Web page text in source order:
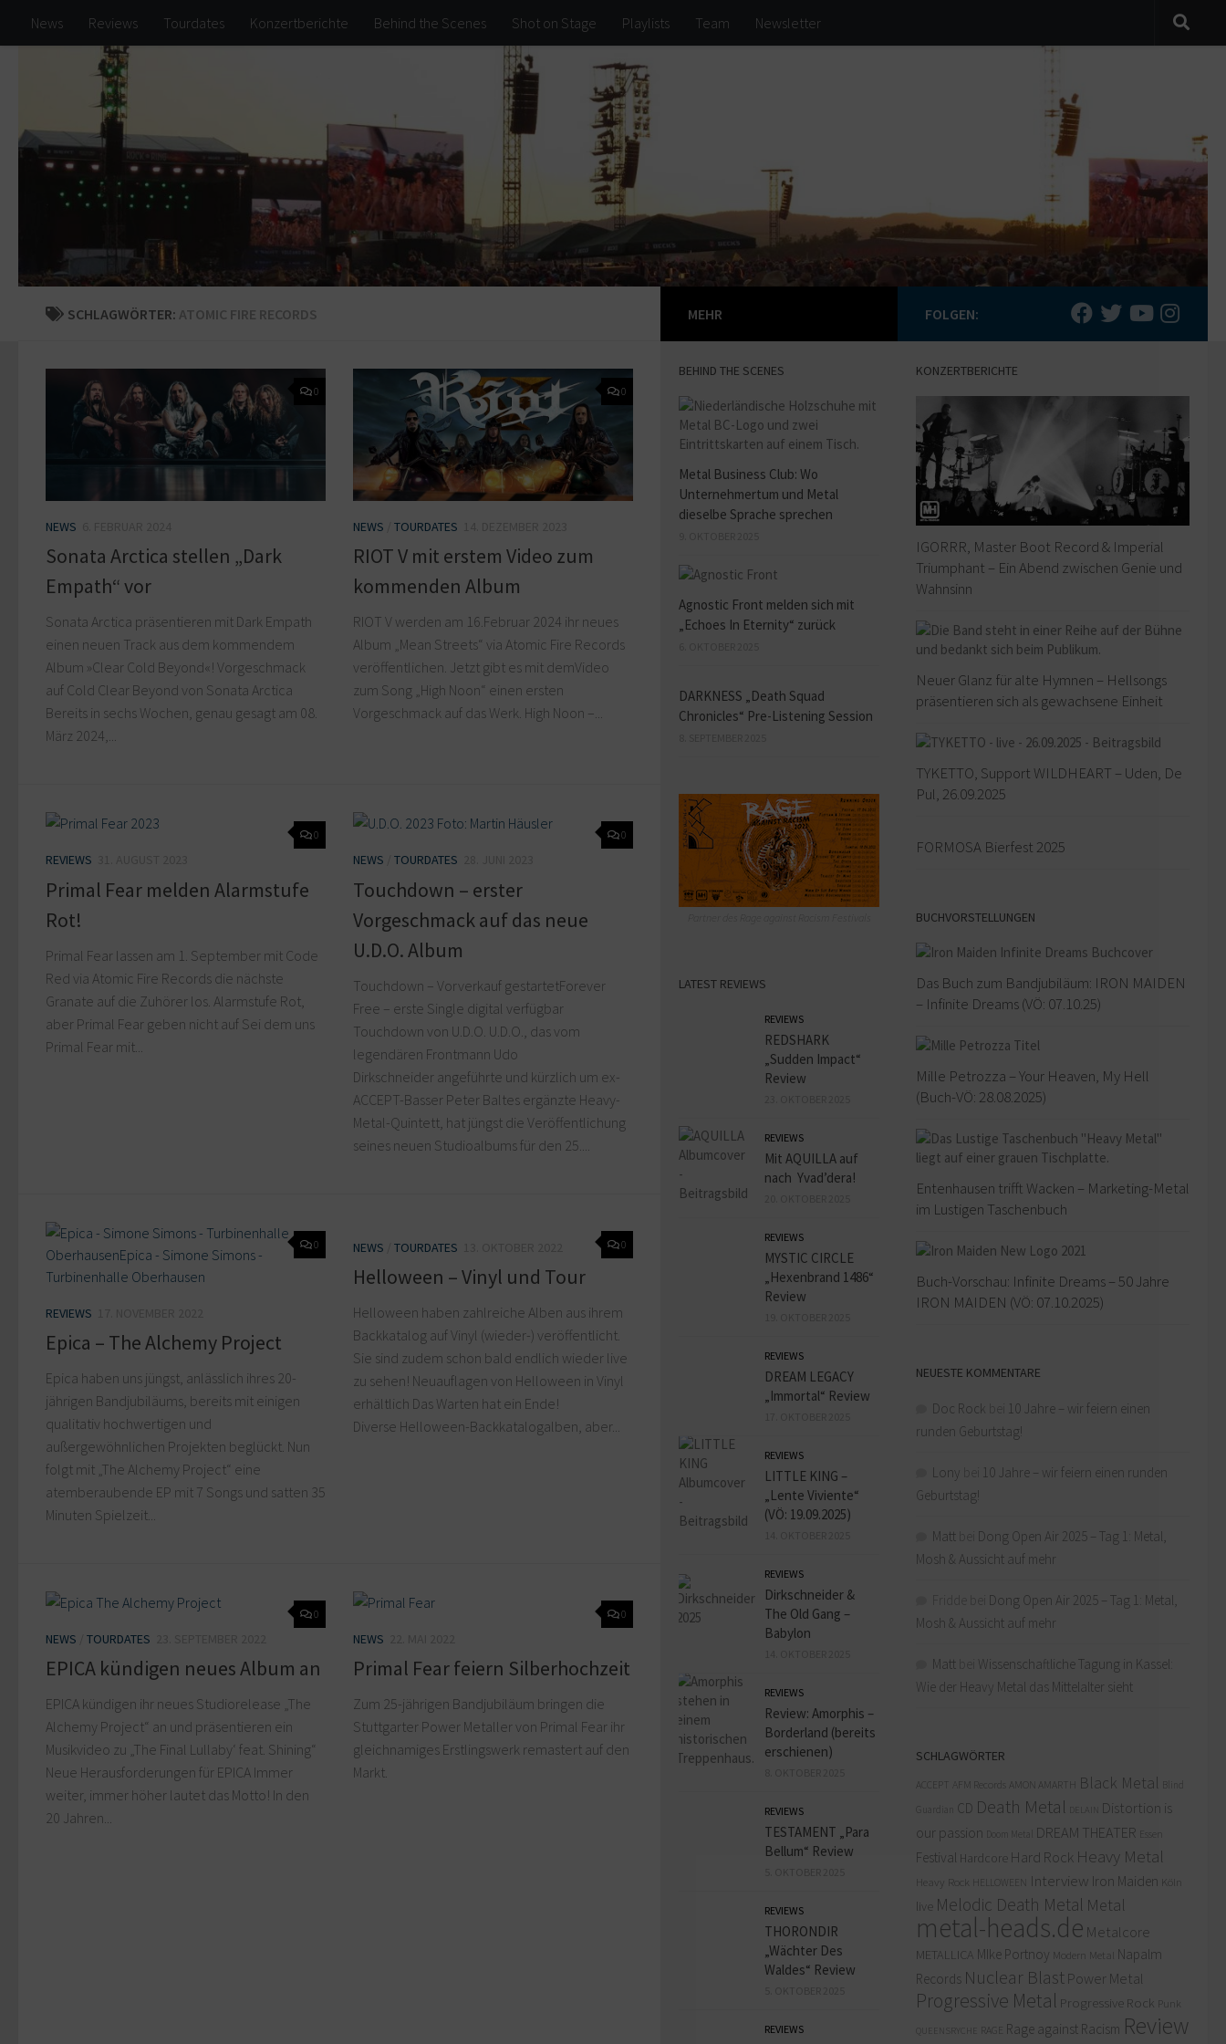
Zum Inhalt springen
News Reviews Tourdates Konzertberichte Behind the Scenes Shot on Stage Playlists Team Newsletter
SCHLAGWÖRTER: ATOMIC FIRE RECORDS
0
NEWS
Sonata Arctica stellen „Dark
Empath“ vor
Sonata Arctica präsentieren mit Dark Empath
einen neuen Track aus dem kommendem
Album »Clear Cold Beyond«! Vorgeschmack
auf Cold Clear Beyond von Sonata Arctica
Bereits in sechs Wochen, genau gesagt am 08.
März 2024,...
0
NEWS TOURDATES
RIOT V mit erstem Video zum
kommenden Album
RIOT V werden am 16.Februar 2024 ihr neues
Album „Mean Streets“ via Atomic Fire Records
veröffentlichen. Jetzt gibt es mit demVideo
zum Song „High Noon“ einen ersten
Vorgeschmack auf das Werk. High Noon –...
0
REVIEWS
Primal Fear melden Alarmstufe
Rot!
Primal Fear lassen am 1. September mit Code
Red via Atomic Fire Records die nächste
Granate auf die Zuhörer los. Alarmstufe Rot,
aber Primal Fear geben nicht auf Sei dem uns
Primal Fear mit...
0
NEWS TOURDATES
Touchdown – erster
Vorgeschmack auf das neue
U.D.O. Album
Touchdown – Vorverkauf gestartetForever
Free – erste Single digital verfügbar
Touchdown von U.D.O. U.D.O., das vom
legendären Frontmann Udo
Dirkschneider angeführte und kürzlich um ex-
ACCEPT-Basser Peter Baltes ergänzte Heavy-
Metal-Quintett, hat jüngst die Veröffentlichung
seines neuen Studioalbums für den 25....
0
REVIEWS
Epica – The Alchemy Project
Epica haben uns jüngst, anlässlich ihres 20-
jährigen Bandjubiläums, bereits mit einigen
qualitativ hochwertigen und
außergewöhnlichen Projekten beglückt. Nun
folgt mit „The Alchemy Project“ eine
atemberaubende EP mit 7 Songs und satten 35
Minuten Spielzeit...
0
NEWS TOURDATES
Helloween – Vinyl und Tour
Helloween haben zahlreiche Alben aus ihrem
Backkatalog auf Vinyl (wieder-) veröffentlicht.
Sie sind zudem schon bald endlich wieder live
zu sehen! Neuauflagen von Helloween in Vinyl
erhältlich Das Warten hat ein Ende!
Diverse Helloween-Backkatalogalben, aber...
0
NEWS TOURDATES
EPICA kündigen neues Album an
EPICA kündigen ihr neues Studiorelease „The
Alchemy Project“ an und präsentieren ein
Musikvideo zu „The Final Lullaby‘ feat. Shining“
Neue Herausforderungen für EPICA Immer
weiter, immer höher lautet das Motto! In den
20 Jahren...
0
NEWS
Primal Fear feiern Silberhochzeit
Zum 25-jährigen Bandjubiläum bringen die
Stuttgarter Power Metaller von Primal Fear ihr
gleichnamiges Erstlingswerk remastert auf den
Markt.
FOLGEN:
KONZERTBERICHTE
IGORRR, Master Boot Record & Imperial
Triumphant – Ein Abend zwischen Genie und
Wahnsinn
Neuer Glanz für alte Hymnen – Hellsongs
präsentieren sich als gewachsene Einheit
TYKETTO, Support WILDHEART – Uden, De
Pul, 26.09.2025
FORMOSA Bierfest 2025
BUCHVORSTELLUNGEN
Das Buch zum Bandjubiläum: IRON MAIDEN
– Infinite Dreams (VÖ: 07.10.25)
Mille Petrozza – Your Heaven, My Hell
(Buch-VÖ: 28.08.2025)
Entenhausen trifft Wacken – Marketing-Metal
im Lustigen Taschenbuch
Buch-Vorschau: Infinite Dreams – 50 Jahre
IRON MAIDEN (VÖ: 07.10.2025)
NEUESTE KOMMENTARE
Doc Rock
10 Jahre – wir feiern einen
runden Geburtstag!
Lony
10 Jahre – wir feiern einen runden
Geburtstag!
Matt
Dong Open Air 2025 – Tag 1: Metal,
Mosh & Aussicht auf mehr
Dong Open Air 2025 – Tag 1: Metal,
Mosh & Aussicht auf mehr
Matt
Wissenschaftliche Tagung in Kassel:
Wie der Heavy Metal das Mittelalter sieht
SCHLAGWÖRTER
ACCEPT AFM Records AMON AMARTH Black Metal
Blind
CD Death Metal
Distortion is
our passion
Doom Metal DREAM THEATER
Festival Hardcore Hard Rock Heavy Metal
Heavy Rock HELLOWEEN Interview Iron Maiden Köln
live Melodic Death Metal Metal
metal-heads.de Metalcore
METALLICA MIke Portnoy Modern Metal Napalm
Records Nuclear Blast Power Metal
Progressive Metal Progressive Rock Punk
QUEENSRYCHE RAGE Rage against Racism Review
MEHR
BEHIND THE SCENES
Metal Business Club: Wo
Unternehmertum und Metal
dieselbe Sprache sprechen
Agnostic Front melden sich mit
„Echoes In Eternity“ zurück
DARKNESS „Death Squad
Chronicles“ Pre-Listening Session
LATEST REVIEWS
REVIEWS
REDSHARK
„Sudden Impact“
Review
REVIEWS
Mit AQUILLA auf
nach Yvad’dera!
REVIEWS
MYSTIC CIRCLE
„Hexenbrand 1486“
Review
REVIEWS
DREAM LEGACY
„Immortal“ Review
REVIEWS
LITTLE KING –
„Lente Viviente“
(VÖ: 19.09.2025)
REVIEWS
Dirkschneider &
The Old Gang –
Babylon
REVIEWS
Review: Amorphis –
Borderland (bereits
erschienen)
REVIEWS
TESTAMENT „Para
Bellum“ Review
REVIEWS
THORONDIR
„Wächter Des
Waldes“ Review
REVIEWS